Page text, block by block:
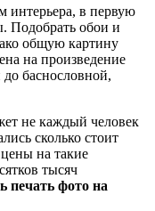
интерьера, в первую
Подобрать обои и
общую картину
на произведение
до баснословной,
не каждый человек
сколько стоит
на такие
тысяч
печать фото на